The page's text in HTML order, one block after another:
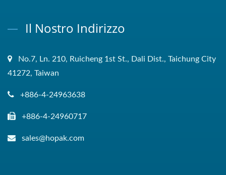
Il Nostro Indirizzo
No.7, Ln. 210, Ruicheng 1st St., Dali Dist., Taichung City
41272, Taiwan
+886-4-24963638
+886-4-24960717
sales@hopak.com